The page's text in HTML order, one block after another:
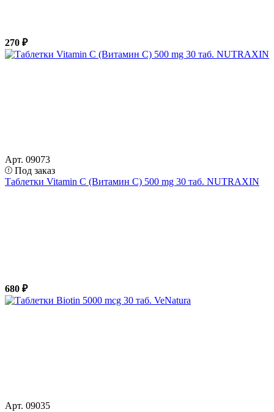
270 ₽
Арт. 09073
Под заказ
Таблетки Vitamin C (Витамин С) 500 mg 30 таб. NUTRAXIN
680 ₽
Арт. 09035